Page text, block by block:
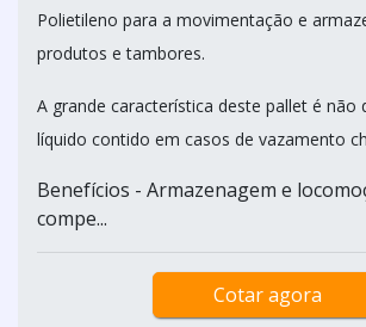
Polietileno para a movimentação e
produtos e tambores.
A grande característica deste pallet é não
líquido contido em casos de vazamento
Benefícios - Armazenagem e
compe...
Cotar agora